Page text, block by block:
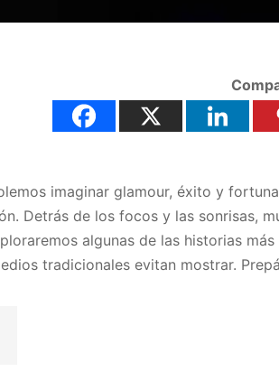
imaginar glamour, éxito y
Detrás de los focos y las sonrisas,
algunas de las historias
tradicionales evitan mostrar.